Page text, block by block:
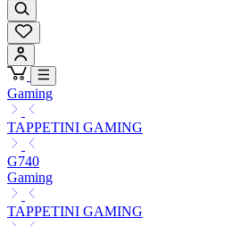
Gaming
TAPPETINI GAMING
G740
Gaming
TAPPETINI GAMING